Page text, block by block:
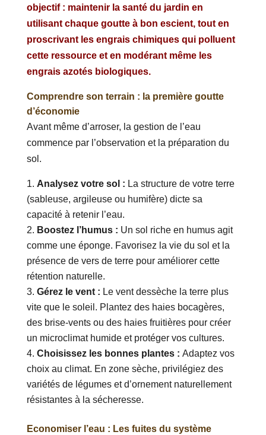
objectif : maintenir la santé du jardin en
utilisant chaque goutte à bon escient, tout en
proscrivant les engrais chimiques qui polluent
cette ressource et en modérant même les
engrais azotés biologiques.
Comprendre son terrain : la première goutte
d’économie
Avant même d’arroser, la gestion de l’eau
commence par l’observation et la préparation du
sol.
Analysez votre sol : La structure de votre terre
(sableuse, argileuse ou humifère) dicte sa
capacité à retenir l’eau.
Boostez l’humus : Un sol riche en humus agit
comme une éponge. Favorisez la vie du sol et la
présence de vers de terre pour améliorer cette
rétention naturelle.
Gérez le vent : Le vent dessèche la terre plus
vite que le soleil. Plantez des haies bocagères,
des brise-vents ou des haies fruitières pour créer
un microclimat humide et protéger vos cultures.
Choisissez les bonnes plantes : Adaptez vos
choix au climat. En zone sèche, privilégiez des
variétés de légumes et d’ornement naturellement
résistantes à la sécheresse.
Economiser l’eau : Les fuites du système